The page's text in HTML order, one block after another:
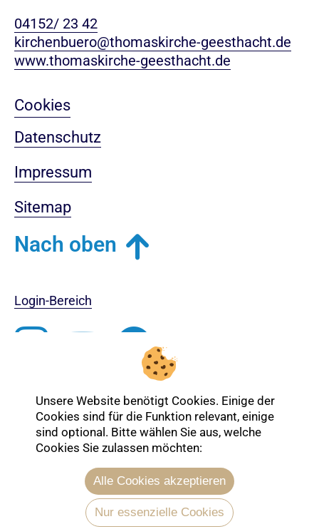
04152/ 23 42
kirchenbuero@thomaskirche-geesthacht.de
www.thomaskirche-geesthacht.de
Cookies
Datenschutz
Impressum
Sitemap
Nach oben
Login-Bereich
Entdecken Sie mehr über die Ev.
Unsere Website benötigt Cookies. Einige der
Cookies sind für die Funktion relevant, einige
sind optional. Bitte wählen Sie aus, welche
Cookies Sie zulassen möchten:
Alle Cookies akzeptieren
Nur essenzielle Cookies